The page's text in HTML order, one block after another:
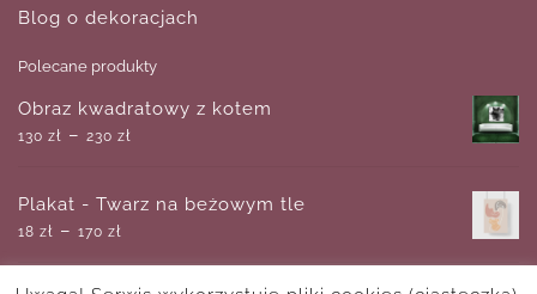
Blog o dekoracjach
Polecane produkty
Obraz kwadratowy z kotem
130 zł – 230 zł
Plakat - Twarz na beżowym tle
18 zł – 170 zł